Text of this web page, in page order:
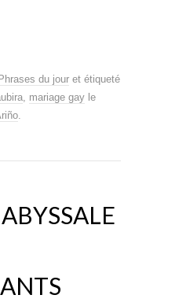
Phrases du jour et étiqueté
, mariage gay le
.